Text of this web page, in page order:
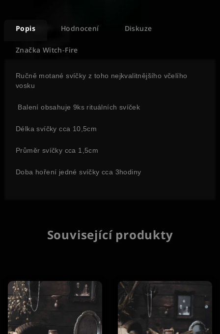
Popis Hodnocení Diskuze
Značka Witch-Fire
Ručně motané svíčky z toho nejkvalitnějšího včelího
vosku
Balení obsahuje 9ks rituálních svíček
Délka svíčky cca 10,5cm
Průměr svíčky cca 1,5cm
Doba hoření jedné svíčky cca 3hodiny
Související produkty